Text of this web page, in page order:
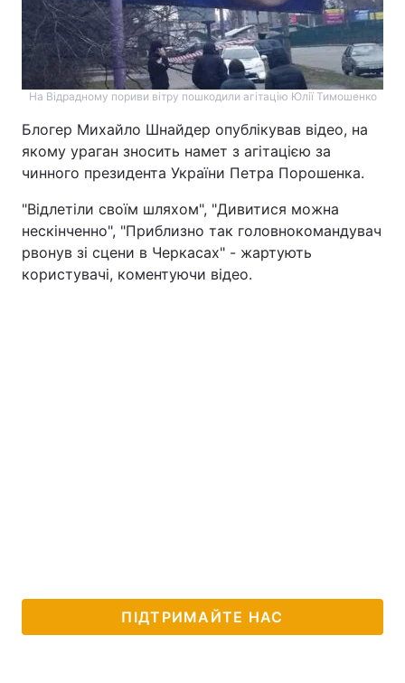
На Відрадному пориви вітру пошкодили агітацію Юлії Тимошенко
Блогер Михайло Шнайдер опублікував відео, на
якому ураган зносить намет з агітацією за
чинного президента України Петра Порошенка.
"Відлетіли своїм шляхом", "Дивитися можна
нескінченно", "Приблизно так головнокомандувач
рвонув зі сцени в Черкасах" - жартують
користувачі, коментуючи відео.
ПІДТРИМАЙТЕ НАС